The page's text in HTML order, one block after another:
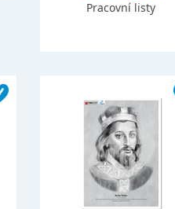
Pracovní listy